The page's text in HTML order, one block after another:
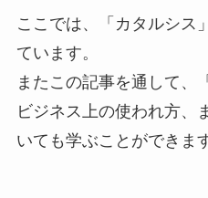
ここでは、「カタルシス
ています。
またこの記事を通して、
ビジネス上の使われ方、
いても学ぶことができま